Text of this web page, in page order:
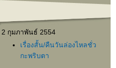
2 กุมภาพันธ์ 2554
เรื่องสั้น/คืนวันล่องไหลชั่ว
กะพริบตา